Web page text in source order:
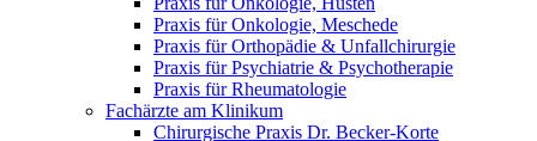
Praxis für Onkologie, Meschede
Praxis für Orthopädie & Unfallchirurgie
Praxis für Psychiatrie & Psychotherapie
Praxis für Rheumatologie
Fachärzte am Klinikum
Chirurgische Praxis Dr. Becker-Korte